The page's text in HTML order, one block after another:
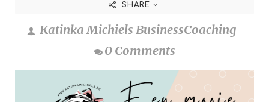
SHARE
Katinka Michiels BusinessCoaching
0 Comments